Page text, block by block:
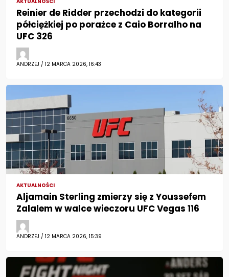
Reinier de Ridder przechodzi do kategorii
półciężkiej po porażce z Caio Borralho na
UFC 326
ANDRZEJ / 12 MARCA 2026, 16:43
AKTUALNOŚCI
Aljamain Sterling zmierzy się z Youssefem
Zalalem w walce wieczoru UFC Vegas 116
ANDRZEJ / 12 MARCA 2026, 15:39